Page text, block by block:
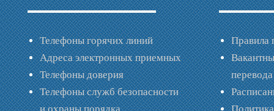
Телефоны горячих линий
Адреса электронных приемных
Телефоны доверия
Телефоны служб безопасности
Правила
перевода